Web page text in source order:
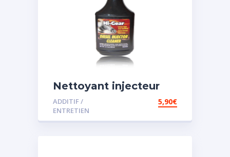
Nettoyant injecteur
diesel
ADDITIF /
ENTRETIEN
5,90€